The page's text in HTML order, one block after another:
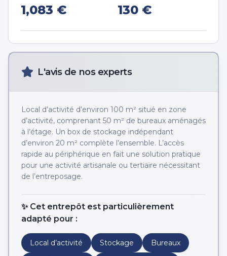
1,083 € 130 €
L'avis de nos experts
Local d’activité d’environ 100 m² situé en zone
d’activité, comprenant 50 m² de bureaux aménagés
à l’étage. Un box de stockage indépendant
d’environ 20 m² complète l’ensemble. L’accès
rapide au périphérique en fait une solution pratique
pour une activité artisanale ou tertiaire nécessitant
de l’entreposage.
✨ Cet entrepôt est particulièrement
adapté pour :
Local d’activité Stockage Bureaux